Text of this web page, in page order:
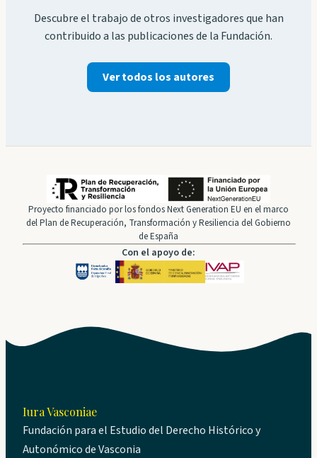
Descubre el trabajo de otros investigadores que han
contribuido a las publicaciones de la Fundación.
Ver todos los autores
Proyecto financiado por los fondos Next Generation EU en el marco
del Plan de Recuperación, Transformación y Resiliencia del Gobierno
de España
Con el apoyo de:
Iura Vasconiae
Fundación para el Estudio del Derecho Histórico y
Autonómico de Vasconia